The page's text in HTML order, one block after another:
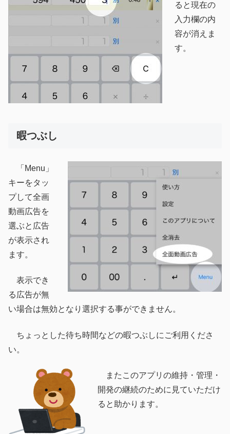
ると現在の
入力欄の内
容が消えま
す。
暇つぶし
「Menu」
キーをタッ
プして全画
動画広告を
選ぶと広告
が表示され
ます。
表示でき
る広告が無
い場合は無効となり選択する事ができません。
ちょっとした待ち時間などの暇つぶしにご利用くださ
い。
またこのアプリの維持・管理・
開発の継続のために見ていただけ
ると助かります。